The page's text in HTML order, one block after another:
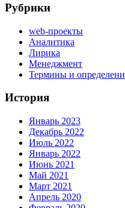
Рубрики
web-проекты
Аналитика
Лирика
Менеджмент
Термины и
История
Январь 2023
Декабрь 2022
Июль 2022
Январь 2022
Июнь 2021
Май 2021
Март 2021
Апрель 2020